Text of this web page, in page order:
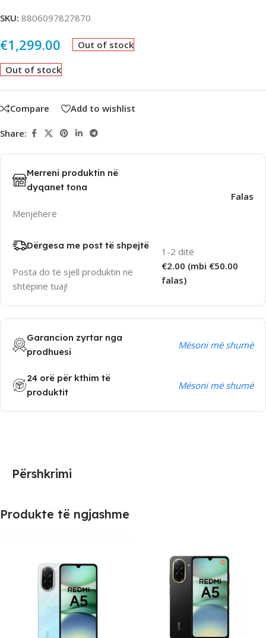
SKU: 8806097827870
€1,299.00 Out of stock
Out of stock
Compare Add to wishlist
Share:
Merreni produktin në
dyqanet tona
Menjëherë
Falas
Dërgesa me post të shpejtë
Posta do të sjell produktin në
shtëpinë tuaj!
1-2 ditë
€2.00 (mbi €50.00
falas)
Garancion zyrtar nga
prodhuesi
Mësoni më shumë
24 orë për kthim të
produktit
Mësoni më shumë
Përshkrimi
Produkte të ngjashme